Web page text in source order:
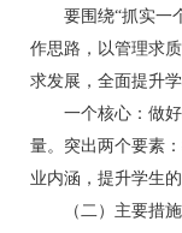
要围绕“抓实一个
作思路，以管理求
求发展，全面提升
一个核心：做好
量。突出两个要素
业内涵，提升学生
（二）主要措施